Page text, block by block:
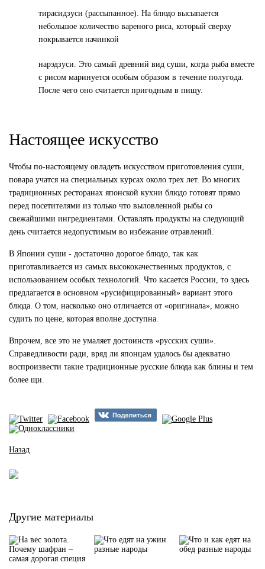
тирасидзуси (рассыпанное). На блюдо высыпается
небольшое количество вареного риса, который сверху
покрывается начинкой
нарэдзуси. Это самый древний вид суши, когда рыба вместе
с рисом маринуется особым образом в течение полугода.
После чего оно считается пригодным в пищу.
Настоящее искусство
Чтобы по-настоящему овладеть искусством приготовления суши,
повара учатся на специальных курсах около трех лет. Во многих
традиционных ресторанах японской кухни блюдо готовят прямо
перед посетителями из только что выловленной рыбы со
свежайшими ингредиентами. Оставлять продукты на следующий
день считается недопустимым во избежание отравлений.
В Японии суши - достаточно дорогое блюдо, так как
приготавливается из самых высококачественных продуктов, с
использованием особых технологий. Что касается России, то здесь
предлагается в основном «русифицированный» вариант этого
блюда. О том, насколько оно отличается от «оригинала», можно
судить по цене, которая вполне доступна.
Впрочем, все это не умаляет достоинств «русских суши».
Справедливости ради, вряд ли японцам удалось бы адекватно
воспроизвести такие традиционные русские блюда как блины и тем
более щи.
Назад
Другие материалы